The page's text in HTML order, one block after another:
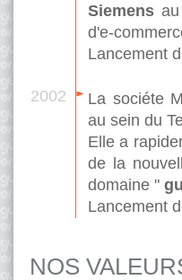
Siemens
d'e-
Lancement
2002
La sociéte
au sein du
Elle a
de la
domaine "
Lancement
NOS